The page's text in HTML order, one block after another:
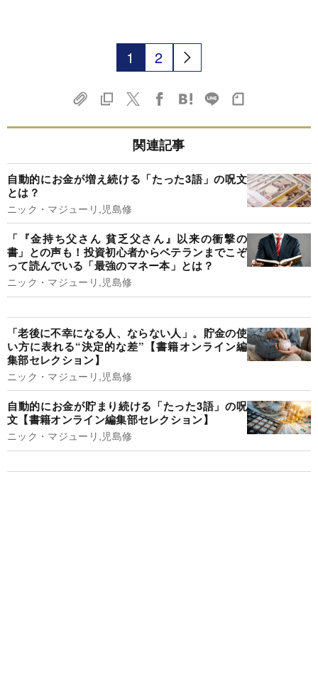
1 2
関連記事
自動的にお金が増え続ける「たった3語」の呪文
とは？
ニック・マジューリ,児島修
「『金持ち父さん 貧乏父さん』以来の衝撃の
書」との声も！投資初心者からベテランまでこぞ
って読んでいる「最強のマネー本」とは？
ニック・マジューリ,児島修
「老後に不幸になる人、ならない人」。貯金の使
い方に表れる“決定的な差”【書籍オンライン編
集部セレクション】
ニック・マジューリ,児島修
自動的にお金が貯まり続ける「たった3語」の呪
文【書籍オンライン編集部セレクション】
ニック・マジューリ,児島修